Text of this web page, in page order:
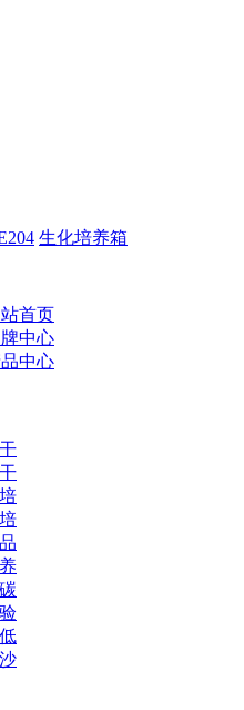
生化培养箱
低
沙
首页
中心
中心